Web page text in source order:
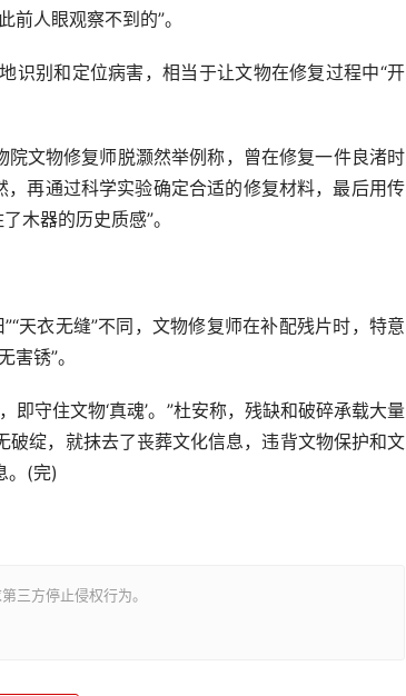
人眼观察不到的”。
别和定位病害，相当于让文物在修复过程中“开
文物修复师脱灏然举例称，曾在修复一件良渚时
再通过科学实验确定合适的修复材料，最后用传
木器的历史质感”。
衣无缝”不同，文物修复师在补配残片时，特意
锈”。
守住文物‘真魂’。”杜安称，残缺和破碎承载大量
绽，就抹去了丧葬文化信息，违背文物保护和文
。(完)
三方停止侵权行为。